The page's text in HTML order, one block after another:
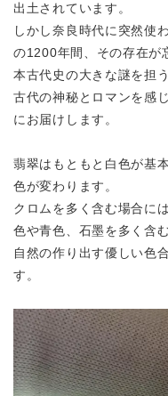
出土されています。
しかし奈良時代に突然使
の1200年間、 その存在が
本古代史の大きな謎を担
古代の神秘とロマンを感
にお届けします。
翡翠はもともと白色が基
色が変わります。
クロムを多く含む場合に
色や青色、 石墨を多く含
自然の作り出す優しい色
す。